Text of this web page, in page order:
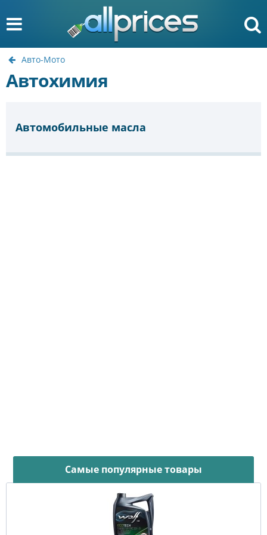
Авто-Мото
Автохимия
Автомобильные масла
Самые популярные товары